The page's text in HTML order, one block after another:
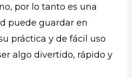
por lo tanto es una
puede guardar en
práctica y de fácil uso
algo divertido, rápido y